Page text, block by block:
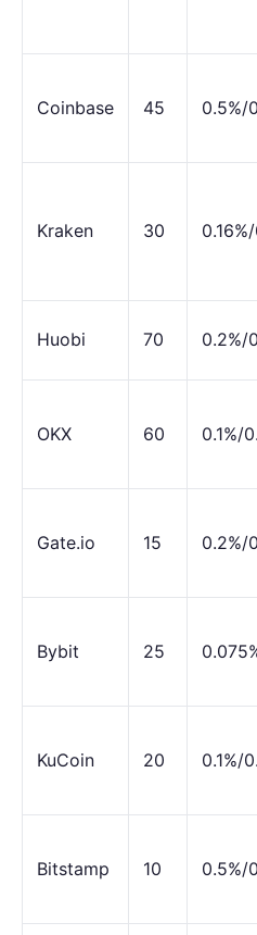
Coinbase 45 0.5%/
Kraken 30
Huobi 70 0.2%/
OKX 60 0.1%/
Gate.io 15 0.2%/
Bybit 25
KuCoin 20 0.1%/
Bitstamp 10 0.5%/